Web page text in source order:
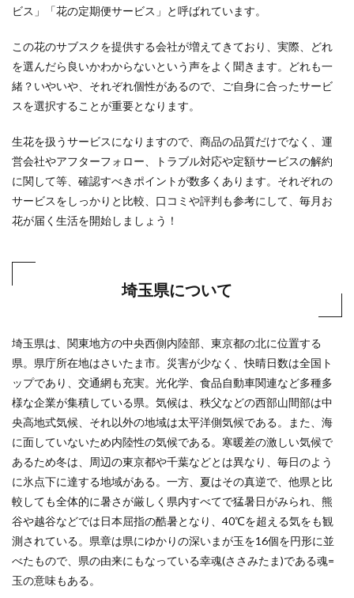
ビス」「花の定期便サービス」と呼ばれています。
この花のサブスクを提供する会社が増えてきており、実際、どれ
を選んだら良いかわからないという声をよく聞きます。どれも一
緒？いやいや、それぞれ個性があるので、ご自身に合ったサービ
スを選択することが重要となります。
生花を扱うサービスになりますので、商品の品質だけでなく、運
営会社やアフターフォロー、トラブル対応や定額サービスの解約
に関して等、確認すべきポイントが数多くあります。それぞれの
サービスをしっかりと比較、口コミや評判も参考にして、毎月お
花が届く生活を開始しましょう！
埼玉県について
埼玉県は、関東地方の中央西側内陸部、東京都の北に位置する
県。県庁所在地はさいたま市。災害が少なく、快晴日数は全国ト
ップであり、交通網も充実。光化学、食品自動車関連など多種多
様な企業が集積している県。気候は、秩父などの西部山間部は中
央高地式気候、それ以外の地域は太平洋側気候である。また、海
に面していないため内陸性の気候である。寒暖差の激しい気候で
あるため冬は、周辺の東京都や千葉などとは異なり、毎日のよう
に氷点下に達する地域がある。一方、夏はその真逆で、他県と比
較しても全体的に暑さが厳しく県内すべてで猛暑日がみられ、熊
谷や越谷などでは日本屈指の酷暑となり、40℃を超える気をも観
測されている。県章は県にゆかりの深いまが玉を16個を円形に並
べたもので、県の由来にもなっている幸魂(ささみたま)である魂=
玉の意味もある。